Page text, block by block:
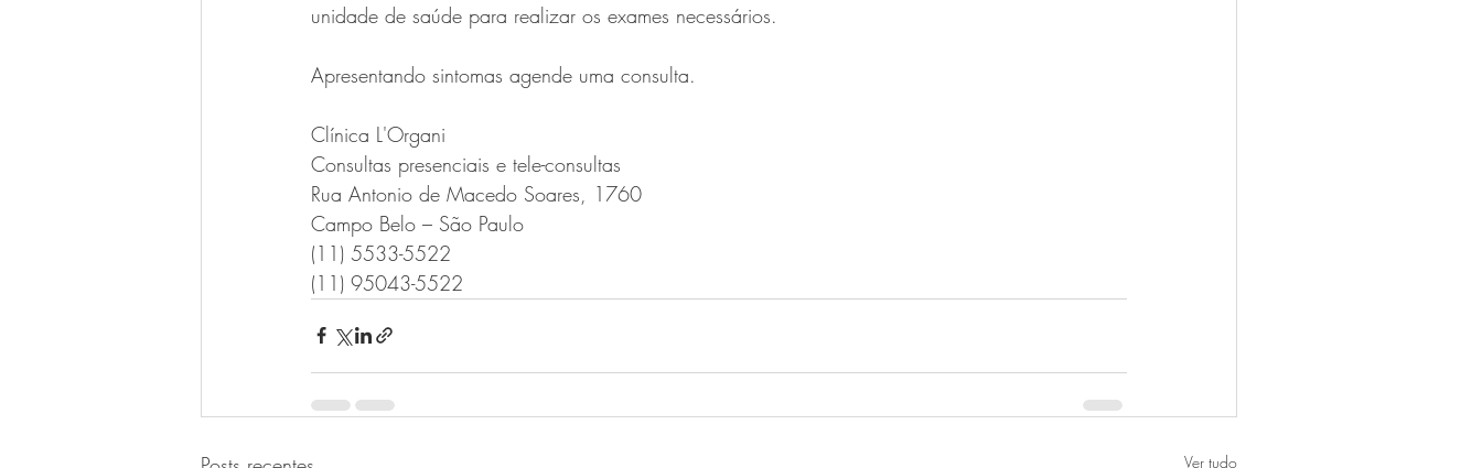
unidade de saúde para realizar os exames necessários.
Apresentando sintomas agende uma consulta.
Clínica L'Organi
Consultas presenciais e tele-consultas
Rua Antonio de Macedo Soares, 1760
Campo Belo – São Paulo
(11) 5533-5522
(11) 95043-5522
Ver tudo